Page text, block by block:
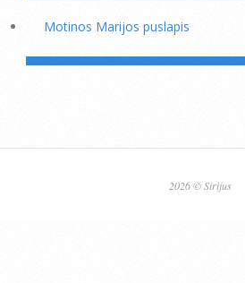
Motinos Marijos puslapis
2026 © Sirijus